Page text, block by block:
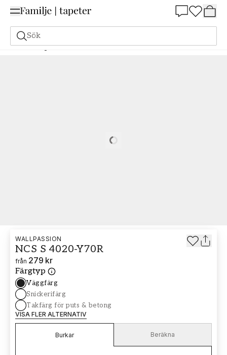
Sök
Målarfärg Beställ utifrån NCS Beställ utifrån NCS 4020-Y70R
WALLPASSION
NCS S 4020-Y70R
från 279 kr
Färgtyp
Väggfärg
Snickerifärg
Takfärg för puts & betong
VISA FLER ALTERNATIV
Burkar Beräkna